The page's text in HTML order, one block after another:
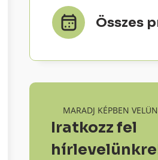
Összes
MARADJ KÉPBEN
Iratkozz fel